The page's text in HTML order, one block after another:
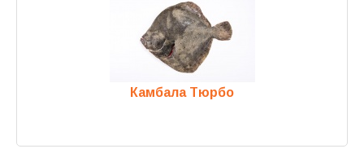
Камбала Тюрбо